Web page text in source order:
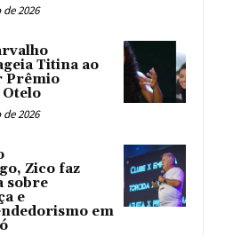
2026
Titina ao
Prêmio
2026
Zico faz
sobre
e
em